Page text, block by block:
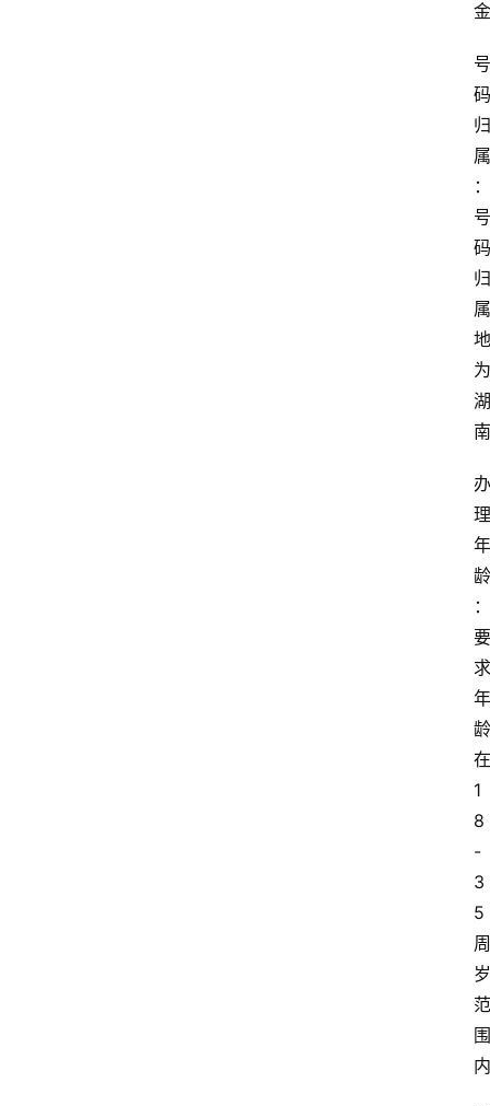
金
号
码
归
属
：
号
码
归
属
地
为
湖
南
办
理
年
龄
：
要
求
年
龄
在
1
8
-
3
5
周
岁
范
围
内